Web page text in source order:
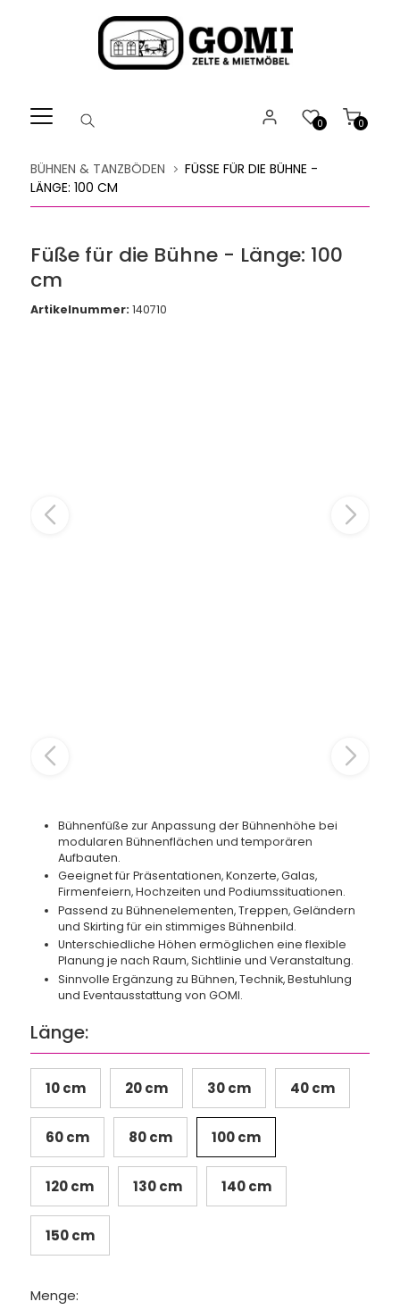
Barrierefreiheitsmenü
0
0
BÜHNEN & TANZBÖDEN
FÜSSE FÜR DIE BÜHNE - L
ÄNGE: 100 CM
Füße für die Bühne - Länge: 100
cm
Artikelnummer: 140710
Bühnenfüße zur Anpassung der Bühnenhöhe bei
modularen Bühnenflächen und temporären
Aufbauten.
Geeignet für Präsentationen, Konzerte, Galas,
Firmenfeiern, Hochzeiten und Podiumssituationen.
Passend zu Bühnenelementen, Treppen, Geländern
und Skirting für ein stimmiges Bühnenbild.
Unterschiedliche Höhen ermöglichen eine flexible
Planung je nach Raum, Sichtlinie und Veranstaltung.
Sinnvolle Ergänzung zu Bühnen, Technik, Bestuhlung
und Eventausstattung von GOMI.
Länge:
10 cm 20 cm 30 cm 40 cm
60 cm 80 cm 100 cm
120 cm 130 cm 140 cm
150 cm
Menge: